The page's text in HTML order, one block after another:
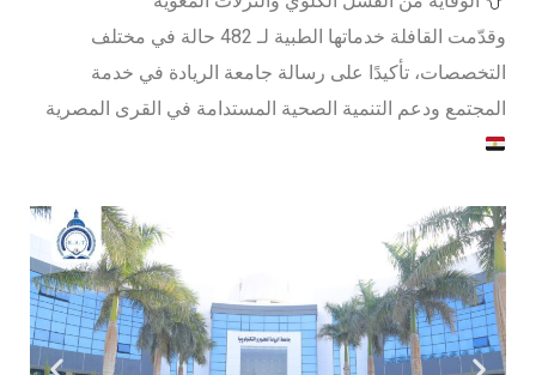
وقدّمت القافلة خدماتها الطبية لـ 482 حالة في مختلف
التخصصات، تأكيدًا على رسالة جامعة الريادة في خدمة
المجتمع ودعم التنمية الصحية المستدامة في القرى المصرية